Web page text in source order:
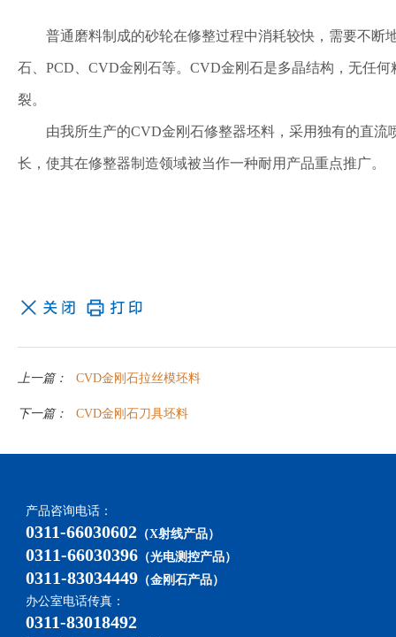
普通磨料制成的砂轮在修整过程中消耗较快，需要不断
石、PCD、CVD金刚石等。CVD金刚石是多晶结构，无任
裂。
由我所生产的CVD金刚石修整器坯料，采用独有的直流
长，使其在修整器制造领域被当作一种耐用产品重点推广。
上一篇： CVD金刚石拉丝模坯料
下一篇： CVD金刚石刀具坯料
产品咨询电话：
0311-66030602 （X射线产品）
0311-66030396 （光电测控产品）
0311-83034449 （金刚石产品）
办公室电话传真：
0311-83018492